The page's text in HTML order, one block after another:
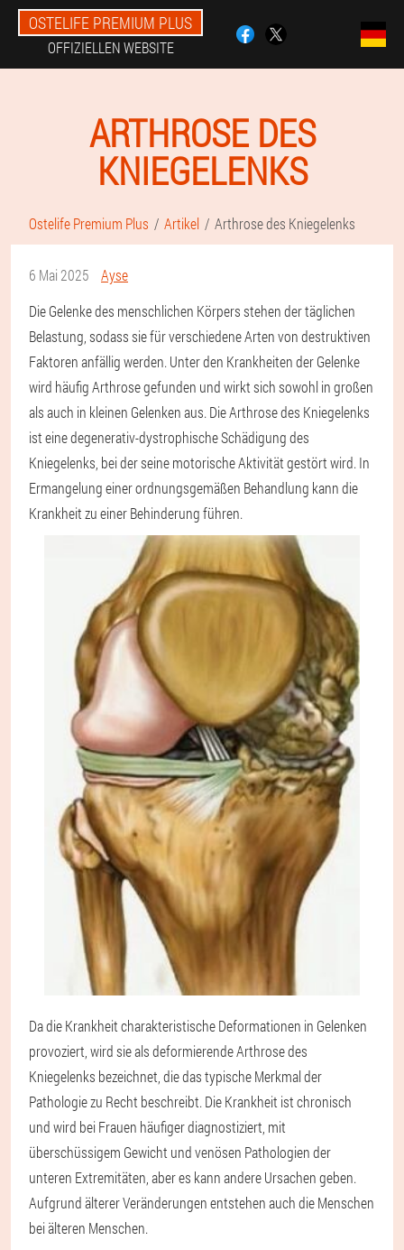
OSTELIFE PREMIUM PLUS
OFFIZIELLEN WEBSITE
ARTHROSE DES
KNIEGELENKS
Ostelife Premium Plus Artikel Arthrose des Kniegelenks
6 Mai 2025
Ayse
Die Gelenke des menschlichen Körpers stehen der täglichen
Belastung, sodass sie für verschiedene Arten von destruktiven
Faktoren anfällig werden. Unter den Krankheiten der Gelenke
wird häufig Arthrose gefunden und wirkt sich sowohl in großen
als auch in kleinen Gelenken aus. Die Arthrose des Kniegelenks
ist eine degenerativ-dystrophische Schädigung des
Kniegelenks, bei der seine motorische Aktivität gestört wird. In
Ermangelung einer ordnungsgemäßen Behandlung kann die
Krankheit zu einer Behinderung führen.
Da die Krankheit charakteristische Deformationen in Gelenken
provoziert, wird sie als deformierende Arthrose des
Kniegelenks bezeichnet, die das typische Merkmal der
Pathologie zu Recht beschreibt. Die Krankheit ist chronisch
und wird bei Frauen häufiger diagnostiziert, mit
überschüssigem Gewicht und venösen Pathologien der
unteren Extremitäten, aber es kann andere Ursachen geben.
Aufgrund älterer Veränderungen entstehen auch die Menschen
bei älteren Menschen.